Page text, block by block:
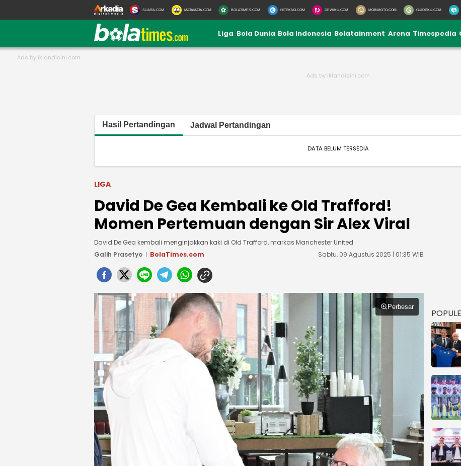
SUARA.COM MATAMATA.COM BOLATIMES.COM HITEKNO.COM DEWIKU.COM MOBIMOTO.COM GUIDEKU.COM
Liga Bola Dunia Bola Indonesia Bolatainment Arena Timespedia
Hasil Pertandingan Jadwal Pertandingan
DATA BELUM TERSEDIA
LIGA
David De Gea Kembali ke Old Trafford!
Momen Pertemuan dengan Sir Alex Viral
David De Gea kembali menginjakkan kaki di Old Trafford, markas Manchester United
Galih Prasetyo
BolaTimes.com Sabtu, 09 Agustus 2025 | 01:35 WIB
Perbesar